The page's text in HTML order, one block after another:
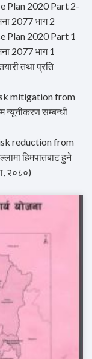
Plan 2020 Part 2-
2077 भाग 2
Plan 2020 Part 1
2077 भाग 1
तथा प्रति
mitigation from
न्यूनीकरण सम्बन्धी
reduction from
हिमपातबाट हुने
२०८०)